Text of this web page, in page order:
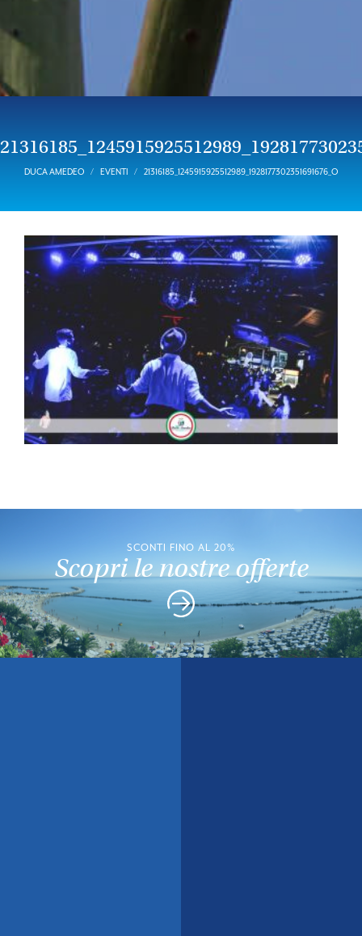
DUCA AMEDEO EVENTI 21316185_1245915925512989_1928177302351691676_O
SCONTI FINO AL 20%
Scopri le nostre offerte